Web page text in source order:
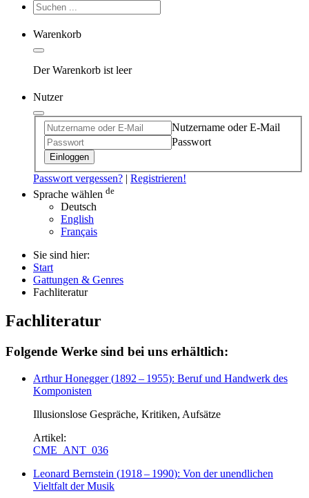
Warenkorb
Der Warenkorb ist leer
Nutzer
Nutzername oder E-Mail
Passwort
Einloggen
Passwort vergessen? | Registrieren!
Sprache wählen de
Deutsch
English
Français
Sie sind hier:
Start
Gattungen & Genres
Fachliteratur
Fachliteratur
Folgende Werke sind bei uns erhältlich:
Arthur Honegger(1892 – 1955): Beruf und Handwerk des
Komponisten
Illusionslose Gespräche, Kritiken, Aufsätze
Artikel:
CME_ANT_036
Leonard Bernstein (1918– 1990): Von der unendlichen
Vieltfalt der Musik